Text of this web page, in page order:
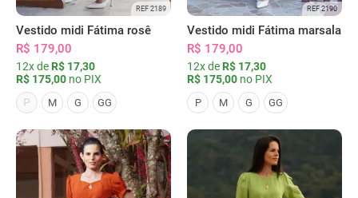
REF 2189
Vestido midi Fátima rosê
R$ 179,00
12x de R$ 17,30
R$ 175,00 no PIX
P
M G GG
REF 2190
Vestido midi Fátima marsala
R$ 179,00
12x de R$ 17,30
R$ 175,00 no PIX
P M G GG